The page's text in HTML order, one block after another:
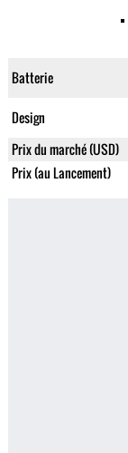
Batterie
Design
Prix du marché (USD)
Prix (au Lancement)